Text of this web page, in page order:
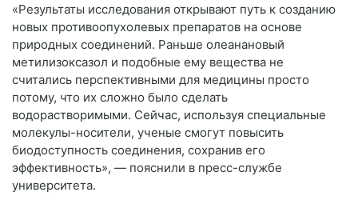
«Результаты исследования открывают путь к созданию
новых противоопухолевых препаратов на основе
природных соединений. Раньше олеанановый
метилизоксазол и подобные ему вещества не
считались перспективными для медицины просто
потому, что их сложно было сделать
водорастворимыми. Сейчас, используя специальные
молекулы-носители, ученые смогут повысить
биодоступность соединения, сохранив его
эффективность», — пояснили в пресс-службе
университета.